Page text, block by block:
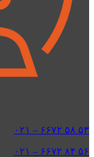
۵۳ ۵۸ ۶۶۷۲ – ۰۲۱
۵۶ ۸۴ ۶۶۷۲ – ۰۲۱